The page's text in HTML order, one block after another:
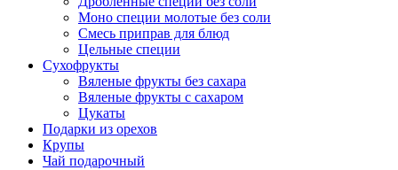
Моно специи молотые без соли
Смесь приправ для блюд
Цельные специи
Сухофрукты
Вяленые фрукты без сахара
Вяленые фрукты с сахаром
Цукаты
Подарки из орехов
Крупы
Чай подарочный